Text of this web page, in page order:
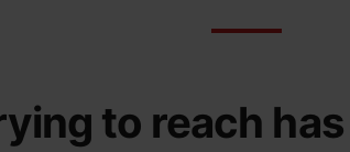
to reach